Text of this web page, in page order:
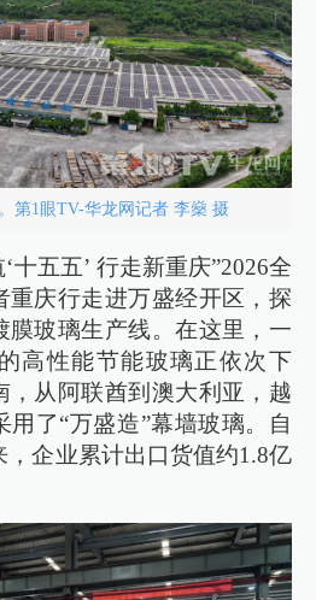
第1眼TV-华龙网记者 李燊 摄
十五五’ 行走新重庆”2026全
重庆行走进万盛经开区，探
膜玻璃生产线。在这里，一
高性能节能玻璃正依次下
，从阿联酋到澳大利亚，越
了“万盛造”幕墙玻璃。自
，企业累计出口货值约1.8亿